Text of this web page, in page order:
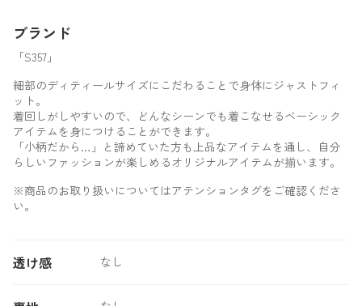
ブランド
「S357」
細部のディティールサイズにこだわることで身体にジャストフィ
ット。
着回しがしやすいので、どんなシーンでも着こなせるベーシック
アイテムを身につけることができます。
「小柄だから…」と諦めていた方も上品なアイテムを通し、自分
らしいファッションが楽しめるオリジナルアイテムが揃います。
※商品のお取り扱いについてはアテンションタグをご確認くださ
い。
透け感 なし